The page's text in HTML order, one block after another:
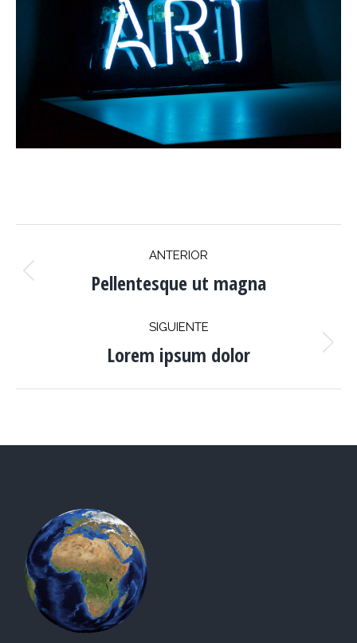
NAVEGACIÓN
ENTRE
PROYECTOS
ANTERIOR
Proyecto
Pellentesque ut magna
SIGUIENTE
Proyecto
Lorem ipsum dolor